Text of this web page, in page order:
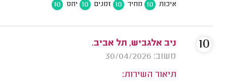
איכות 10 מחיר 10 זמנים 10 יחס 10
ניב אלגביש, תל אביב.
משוב: 30/04/2026
תיאור השירות:
10